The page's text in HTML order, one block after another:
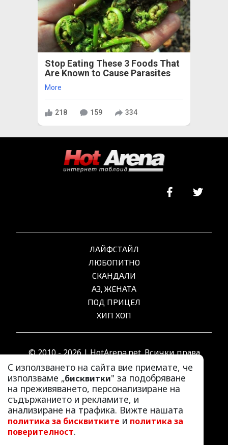
Stop Eating These 3 Foods That
Are Known to Cause Parasites
More
218 159 334
С използването на сайта вие приемате, че
използваме „бисквитки" за подобряване
на преживяването, персонализиране на
съдържанието и рекламите, и
анализиране на трафика. Вижте нашата
политика за бисквитките и политика за
поверителност.
ЛАЙФСТАЙЛ
ЛЮБОПИТНО
СКАНДАЛИ
АЗ, ЖЕНАТА
ПОД ПРИЦЕЛ
ХИП ХОП
© 2010 - 2026 | HotArena.net. Всички права
запазени.
РЕКЛАМА
КОНТАКТИ
ОБЩИ УСЛОВИЯ
ПОЛИТИКА ЗА ПОВЕРИТЕЛНОСТ